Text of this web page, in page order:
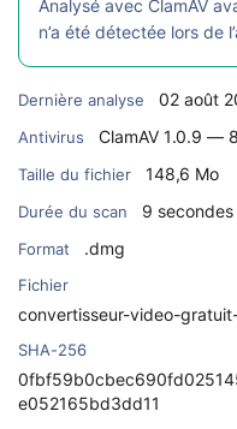
Analysé avec ClamAV
n’a été détectée lors de
Dernière analyse 02 août
Antivirus ClamAV 1.0.9 —
Taille du fichier 148,6 Mo
Durée du scan 9 secondes
Format .dmg
Fichier
convertisseur-video-
SHA-256
e052165bd3dd11